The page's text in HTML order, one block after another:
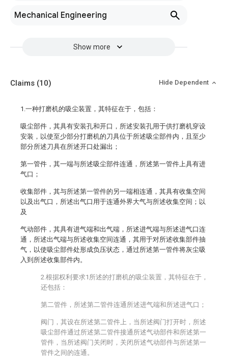
Mechanical Engineering
Show more
Claims (10) Hide Dependent
1.一种打磨机的吸尘装置，其特征在于，包括：
吸尘部件，其具有安装孔和开口，所述安装孔用于供打磨机穿设
安装，以使至少部分打磨机的刀具位于所述吸尘部件内，且至少
部分所述刀具在所述开口处漏出；
第一管件，其一端与所述吸尘部件连通，所述第一管件上具有进
气口；
收集部件，其与所述第一管件的另一端相连通，其具有收集空间
以及出气口，所述出气口用于连通外界大气与所述收集空间；以
及
气动部件，其具有进气端和出气端，所述进气端与所述进气口连
通，所述出气端与所述收集空间连通，其用于对所述收集部件抽
气，以使吸尘部件处形成负压状态，通过所述第一管件将灰尘吸
入到所述收集部件内。
2.根据权利要求1所述的打磨机的吸尘装置，其特征在于，
还包括：
第二管件，所述第二管件连通所述进气端和所述进气口；
阀门，其设在所述第二管件上，当所述阀门打开时，所述
吸尘部件通过所述第二管件接通所述气动部件和所述第一
管件，当所述阀门关闭时，关闭所述气动部件与所述第一
管件之间的连通。